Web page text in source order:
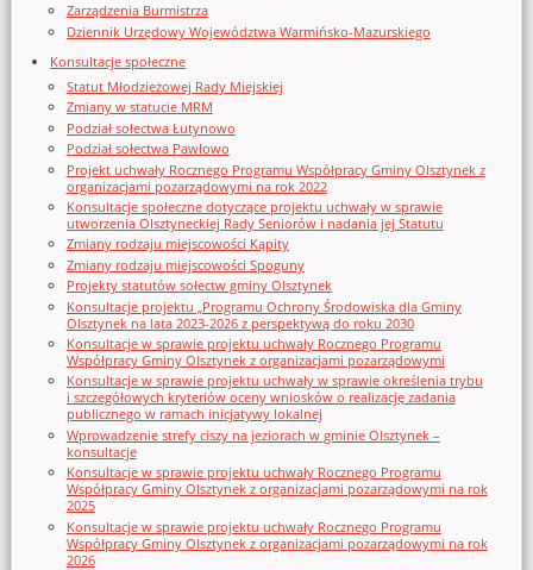
Zarządzenia Burmistrza
Dziennik Urzędowy Województwa Warmińsko-Mazurskiego
Konsultacje społeczne
Statut Młodzieżowej Rady Miejskiej
Zmiany w statucie MRM
Podział sołectwa Łutynowo
Podział sołectwa Pawłowo
Projekt uchwały Rocznego Programu Współpracy Gminy Olsztynek z
organizacjami pozarządowymi na rok 2022
Konsultacje społeczne dotyczące projektu uchwały w sprawie
utworzenia Olsztyneckiej Rady Seniorów i nadania jej Statutu
Zmiany rodzaju miejscowości Kąpity
Zmiany rodzaju miejscowości Spoguny
Projekty statutów sołectw gminy Olsztynek
Konsultacje projektu „Programu Ochrony Środowiska dla Gminy
Olsztynek na lata 2023-2026 z perspektywą do roku 2030
Konsultacje w sprawie projektu uchwały Rocznego Programu
Współpracy Gminy Olsztynek z organizacjami pozarządowymi
Konsultacje w sprawie projektu uchwały w sprawie określenia trybu
i szczegółowych kryteriów oceny wniosków o realizację zadania
publicznego w ramach inicjatywy lokalnej
Wprowadzenie strefy ciszy na jeziorach w gminie Olsztynek –
konsultacje
Konsultacje w sprawie projektu uchwały Rocznego Programu
Współpracy Gminy Olsztynek z organizacjami pozarządowymi na rok
2025
Konsultacje w sprawie projektu uchwały Rocznego Programu
Współpracy Gminy Olsztynek z organizacjami pozarządowymi na rok
2026